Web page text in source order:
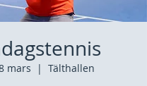
mars
  |
Tälthallen